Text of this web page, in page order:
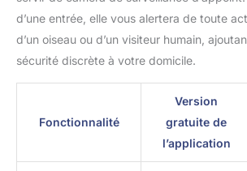
d’une entrée, elle vous alertera de toute
d’un oiseau ou d’un visiteur humain,
sécurité discrète à votre domicile.
Fonctionnalité
Version
gratuite de
l’application